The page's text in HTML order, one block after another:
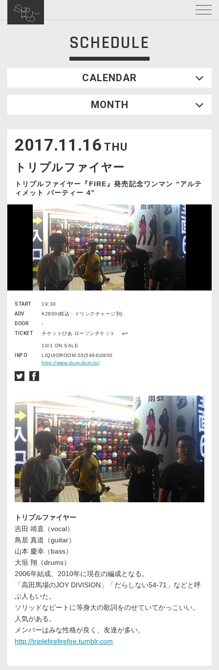
SCHEDULE
CALENDAR
WED
2
3 4 5
16
17 18 19
23
24 25 26 27 28
29
30
31
MONTH
2017.11.16 THU
トリプルファイヤー
トリプルファイヤー『FIRE』発売記念ワンマン “アルテ
ィメット パーティー 4”
START
19:30
ADV
¥2800(税込・ドリンクチャージ別)
DOOR
-
TICKET
チケットぴあ ローソンチケット e+
10/1 ON SALE
INFO
LIQUIDROOM 03(5464)0800
http://www.dum-dum.tv/
トリプルファイヤー
吉田 靖直（vocal）
鳥居 真道（guitar）
山本 慶幸（bass）
大垣 翔（drums）
2006年結成、2010年に現在の編成となる。
「高田馬場のJOY DIVISION」「だらしない54-71」などと呼
ぶ人もいた。
ソリッドなビートに等身大の歌詞をのせていてかっこいい。
人気がある。
メンバーはみな性格が良く、友達が多い。
http://triplefirefirefire.tumblr.com